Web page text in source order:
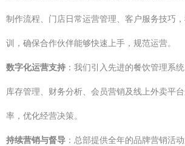
制作流程、门店日常运营管理、客户服务技巧
训，确保合作伙伴能够快速上手，规范运营。
数字化运营支持 ：我们引入先进的餐饮管理系
库存管理、财务分析、会员营销及线上外卖平
率，优化经营决策。
持续营销与督导 ：总部提供全年的品牌营销活